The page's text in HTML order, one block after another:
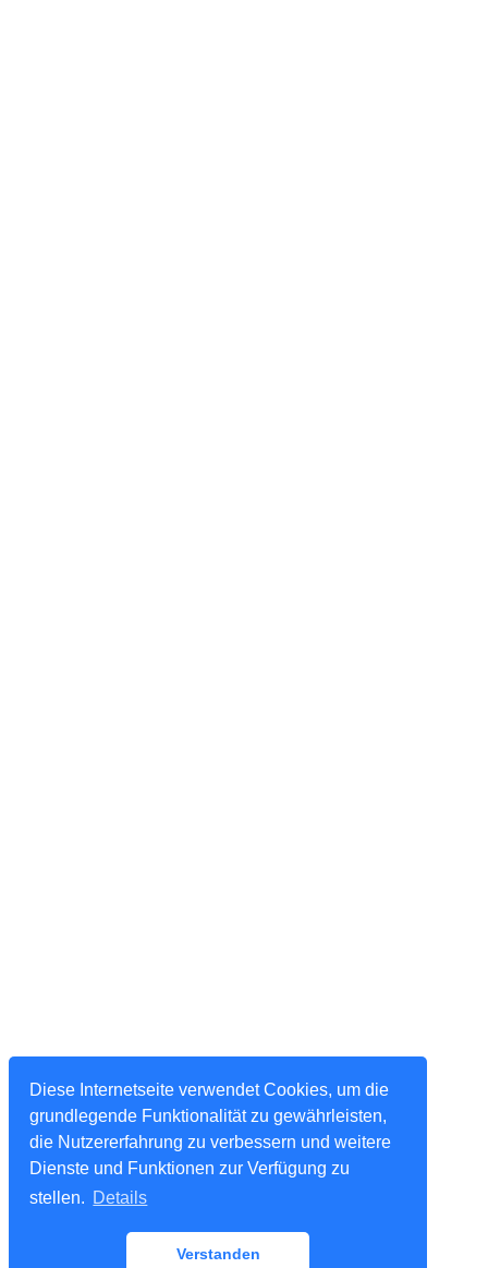
Diese Internetseite verwendet Cookies, um die
grundlegende Funktionalität zu gewährleisten,
die Nutzererfahrung zu verbessern und weitere
Dienste und Funktionen zur Verfügung zu
stellen. Details
Verstanden